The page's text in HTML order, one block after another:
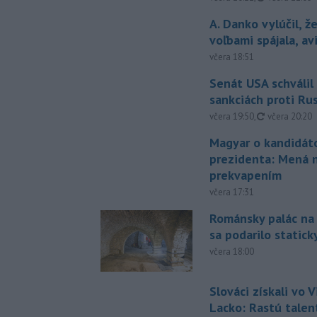
A. Danko vylúčil,
voľbami spájala,
včera 18:51
Senát USA
sankciách proti
včera 19:50, aktualizované
včera 20:20
Magyar o
prezidenta: Mená
prekvapením
včera 17:31
Románsky palác
sa podarilo
včera 18:00
Slováci získali vo
Lacko: Rastú